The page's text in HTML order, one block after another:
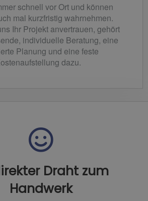
schnell vor Ort und können
mal kurzfristig wahrnehmen.
Ihr Projekt anvertrauen, gehört
individuelle Beratung, eine
Planung und eine feste
dazu.
Draht zum
Handwerk